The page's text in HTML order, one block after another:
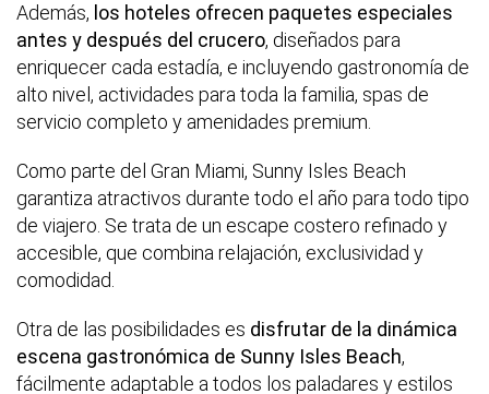
Además, los hoteles ofrecen paquetes especiales
antes y después del crucero, diseñados para
enriquecer cada estadía, e incluyendo gastronomía de
alto nivel, actividades para toda la familia, spas de
servicio completo y amenidades premium.
Como parte del Gran Miami, Sunny Isles Beach
garantiza atractivos durante todo el año para todo tipo
de viajero. Se trata de un escape costero refinado y
accesible, que combina relajación, exclusividad y
comodidad.
Otra de las posibilidades es disfrutar de la dinámica
escena gastronómica de Sunny Isles Beach,
fácilmente adaptable a todos los paladares y estilos